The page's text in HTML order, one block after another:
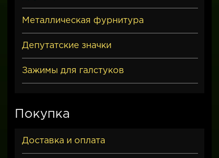
Металлическая фурнитура
Депутатские значки
Зажимы для галстуков
Покупка
Доставка и оплата